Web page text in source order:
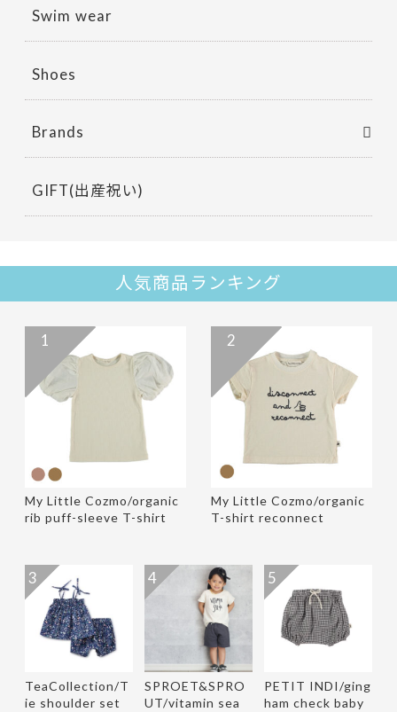
Swim wear
Shoes
Brands
GIFT(出産祝い)
人気商品ランキング
My Little Cozmo/organic
rib puff-sleeve T-shirt
1
My Little Cozmo/organic
T-shirt reconnect
2
TeaCollection/T
ie shoulder set
3
SPROET&SPRO
UT/vitamin sea
4
PETIT INDI/ging
ham check baby
5